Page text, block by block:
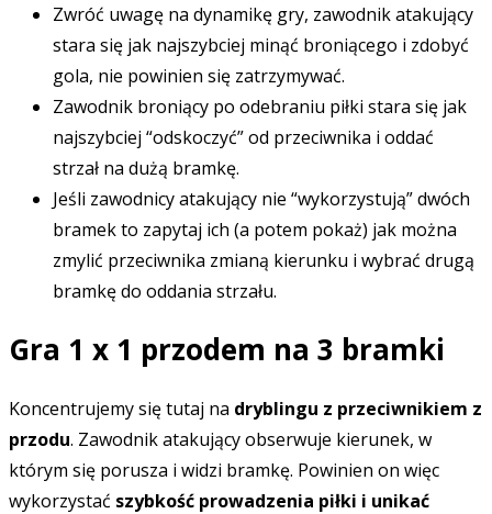
Zwróć uwagę na dynamikę gry, zawodnik atakujący
stara się jak najszybciej minąć broniącego i zdobyć
gola, nie powinien się zatrzymywać.
Zawodnik broniący po odebraniu piłki stara się jak
najszybciej “odskoczyć” od przeciwnika i oddać
strzał na dużą bramkę.
Jeśli zawodnicy atakujący nie “wykorzystują” dwóch
bramek to zapytaj ich (a potem pokaż) jak można
zmylić przeciwnika zmianą kierunku i wybrać drugą
bramkę do oddania strzału.
Gra 1 x 1 przodem na 3 bramki
Koncentrujemy się tutaj na dryblingu z przeciwnikiem z
przodu. Zawodnik atakujący obserwuje kierunek, w
którym się porusza i widzi bramkę. Powinien on więc
wykorzystać szybkość prowadzenia piłki i unikać